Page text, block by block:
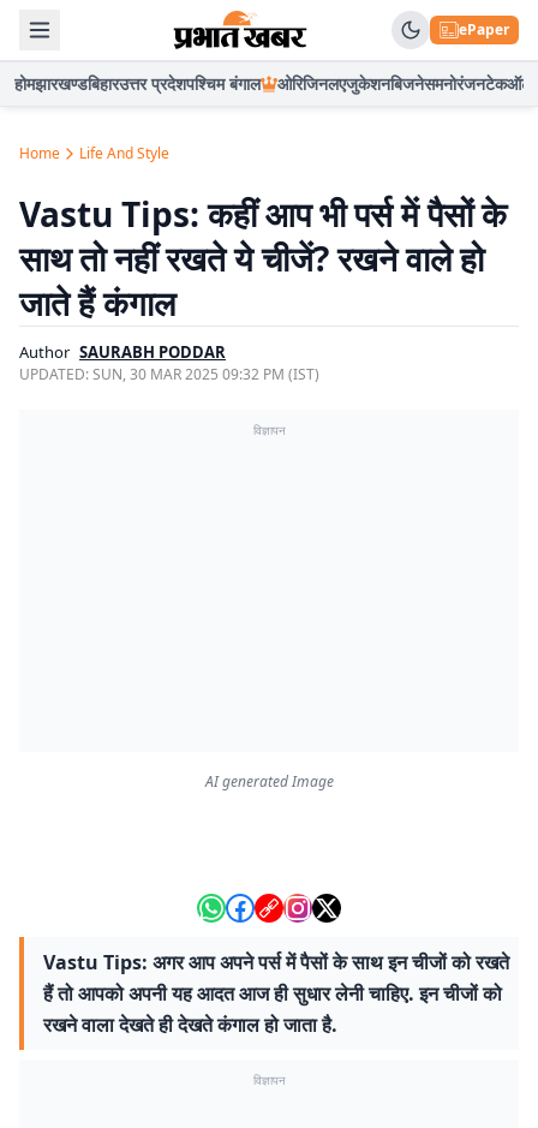
ePaper
होमझारखण्डबिहारउत्तर प्रदेशपश्चिम बंगाल ओरिजिनलएजुकेशनबिजनेसमनोरंजनटेकऑटो
Home Life And Style
Vastu Tips: कहीं आप भी पर्स में पैसों के
साथ तो नहीं रखते ये चीजें? रखने वाले हो
जाते हैं कंगाल
Author SAURABH PODDAR
UPDATED:SUN, 30 MAR 2025 09:32 PM (IST)
विज्ञापन
AI generated Image
Vastu Tips: अगर आप अपने पर्स में पैसों के साथ इन चीजों को रखते
हैं तो आपको अपनी यह आदत आज ही सुधार लेनी चाहिए. इन चीजों को
रखने वाला देखते ही देखते कंगाल हो जाता है.
विज्ञापन